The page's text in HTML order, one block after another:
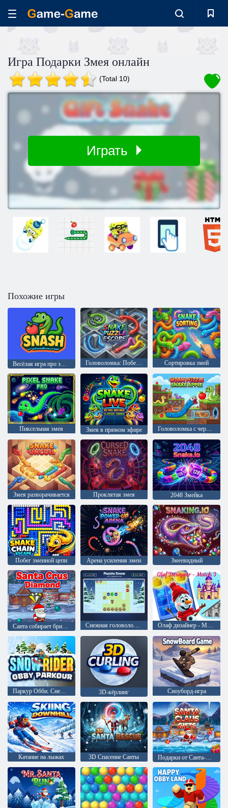
Игра Подарки Змея онлайн
(Total 10)
Играть
Похожие игры
Весёлая игра про змей Головоломка: Побег змеи Сортировка змей
Пиксельная змея Змея в прямом эфире Головоломка с червями: Змеиное яблоко
Змея разворачивается Проклятая змея 2048 Змейка
Побег змеиной цепи Арена усиления змеи Змеевидный
Снежная головоломка Олаф дизайнер - Матч 3
Паркур Обби. Снежный всадник 3D-кёрлинг Сноуборд-игра
Катание на лыжах 3D Спасение Санты Подарки от Санта-Клауса